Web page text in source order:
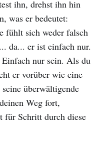
ihn, drehst ihn hin
was er bedeutet:
fühlt sich weder falsch
da... er ist einfach nur.
nur sein. Als du
er vorüber wie eine
überwältigende
Weg fort,
für Schritt durch diese